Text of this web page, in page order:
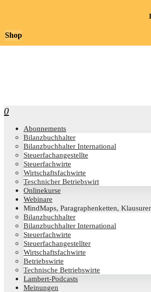
0
Abon­ne­ments
Bilanz­buch­hal­ter
Bilanz­buch­hal­ter International
Steu­er­fach­an­ge­stell­te
Steu­er­fach­wir­te
Wirt­schafts­fach­wir­te
Teschni­cher Betriebswirt
Online­kur­se
Web­i­na­re
Mind­Maps, Para­gra­phen­ket­ten,
Bilanz­buch­hal­ter
Bilanz­buch­hal­ter International
Steu­er­fach­wir­te
Steu­er­fach­an­ge­stell­ter
Wirt­schafts­fach­wir­te
Betriebs­wir­te
Tech­ni­sche Betriebswirte
Lam­­bert-Pod­­casts
Mei­nun­gen
Shop